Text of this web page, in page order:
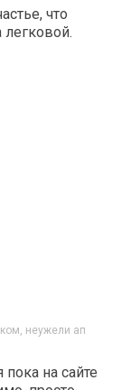
что
легковой.
неужели ап
на сайте